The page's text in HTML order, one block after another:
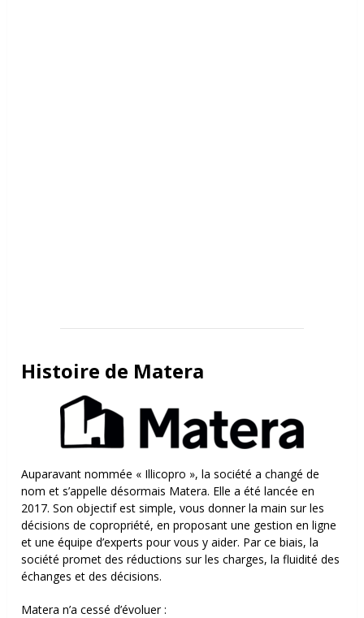
Histoire de Matera
Auparavant nommée « Illicopro », la société a changé de
nom et s’appelle désormais Matera. Elle a été lancée en
2017. Son objectif est simple, vous donner la main sur les
décisions de copropriété, en proposant une gestion en ligne
et une équipe d’experts pour vous y aider. Par ce biais, la
société promet des réductions sur les charges, la fluidité des
échanges et des décisions.
Matera n’a cessé d’évoluer :